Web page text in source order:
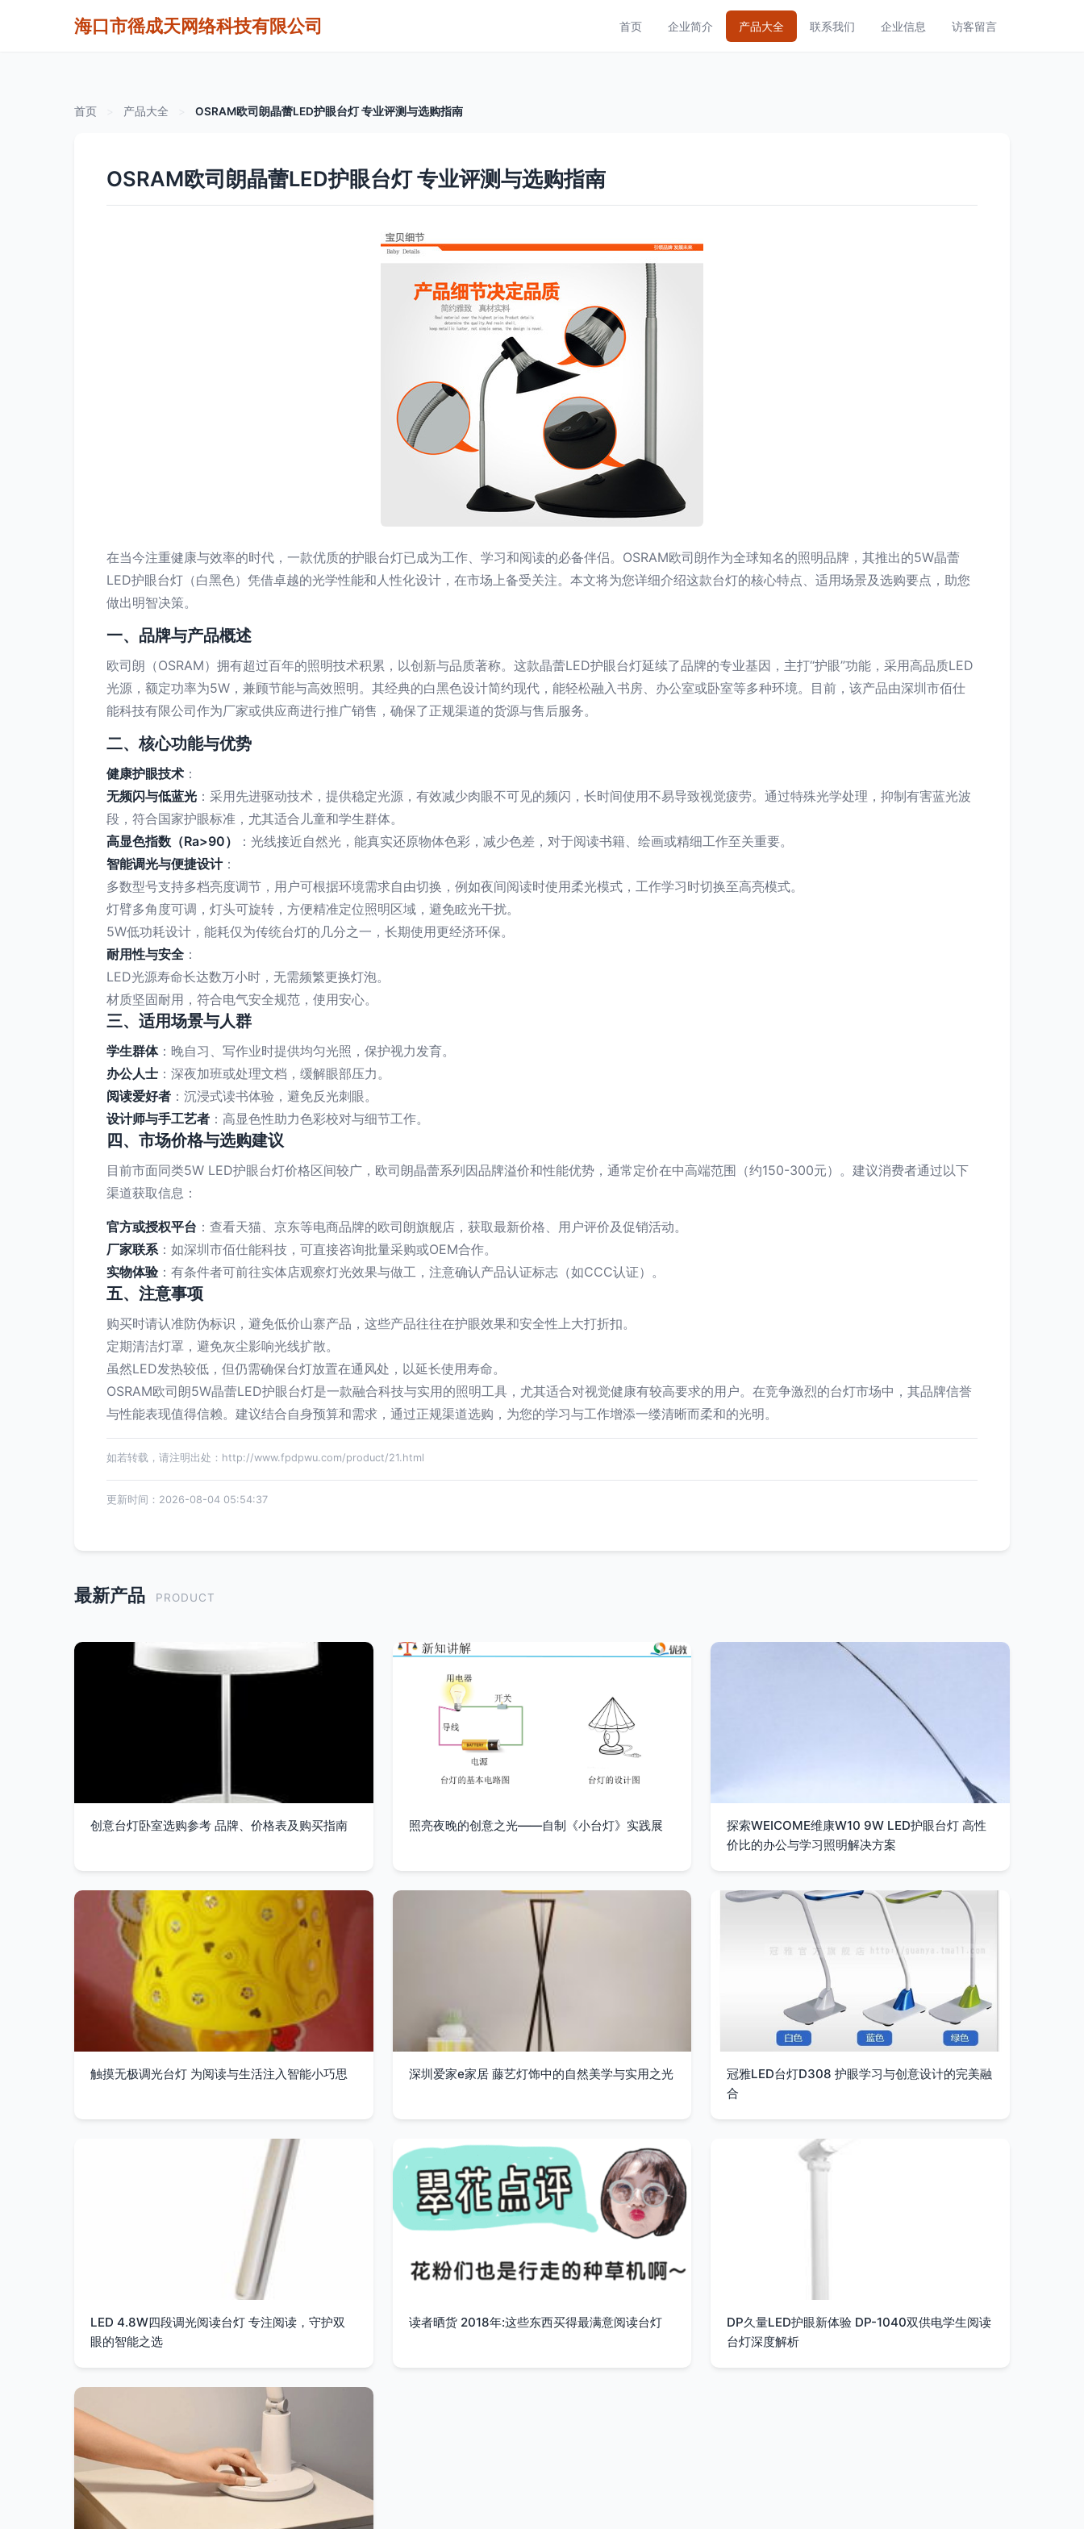
海口市徭成天网络科技有限公司 首页 企业简介 产品大全 联系我们 企业信息 访客留言
首页 产品大全 OSRAM欧司朗晶蕾LED护眼台灯 专业评测与选购指南
OSRAM欧司朗晶蕾LED护眼台灯 专业评测与选购指南
在当今注重健康与效率的时代，一款优质的护眼台灯已成为工作、学习和阅读的必备伴侣。OSRAM欧司朗作为全球知名的照明品牌，其推出的5W晶蕾
LED护眼台灯（白黑色）凭借卓越的光学性能和人性化设计，在市场上备受关注。本文将为您详细介绍这款台灯的核心特点、适用场景及选购要点，助您
做出明智决策。
一、品牌与产品概述
欧司朗（OSRAM）拥有超过百年的照明技术积累，以创新与品质著称。这款晶蕾LED护眼台灯延续了品牌的专业基因，主打“护眼”功能，采用高品质LED
光源，额定功率为5W，兼顾节能与高效照明。其经典的白黑色设计简约现代，能轻松融入书房、办公室或卧室等多种环境。目前，该产品由深圳市佰仕
能科技有限公司作为厂家或供应商进行推广销售，确保了正规渠道的货源与售后服务。
二、核心功能与优势
健康护眼技术 ：
无频闪与低蓝光 ：采用先进驱动技术，提供稳定光源，有效减少肉眼不可见的频闪，长时间使用不易导致视觉疲劳。通过特殊光学处理，抑制有害蓝光波
段，符合国家护眼标准，尤其适合儿童和学生群体。
高显色指数（Ra>90）
：光线接近自然光，能真实还原物体色彩，减少色差，对于阅读书籍、绘画或精细工作至关重要。
智能调光与便捷设计：
多数型号支持多档亮度调节，用户可根据环境需求自由切换，例如夜间阅读时使用柔光模式，工作学习时切换至高亮模式。
灯臂多角度可调，灯头可旋转，方便精准定位照明区域，避免眩光干扰。
5W低功耗设计，能耗仅为传统台灯的几分之一，长期使用更经济环保。
耐用性与安全 ：
LED光源寿命长达数万小时，无需频繁更换灯泡。
材质坚固耐用，符合电气安全规范，使用安心。
三、适用场景与人群
学生群体：晚自习、写作业时提供均匀光照，保护视力发育。
办公人士 ：深夜加班或处理文档，缓解眼部压力。
阅读爱好者 ：沉浸式读书体验，避免反光刺眼。
设计师与手工艺者 ：高显色性助力色彩校对与细节工作。
四、市场价格与选购建议
目前市面同类5W LED护眼台灯价格区间较广，欧司朗晶蕾系列因品牌溢价和性能优势，通常定价在中高端范围（约150-300元）。建议消费者通过以下
渠道获取信息：
官方或授权平台 ：查看天猫、京东等电商品牌的欧司朗旗舰店，获取最新价格、用户评价及促销活动。
厂家联系：如深圳市佰仕能科技，可直接咨询批量采购或OEM合作。
实物体验：有条件者可前往实体店观察灯光效果与做工，注意确认产品认证标志（如CCC认证）。
五、注意事项
购买时请认准防伪标识，避免低价山寨产品，这些产品往往在护眼效果和安全性上大打折扣。
定期清洁灯罩，避免灰尘影响光线扩散。
虽然LED发热较低，但仍需确保台灯放置在通风处，以延长使用寿命。
OSRAM欧司朗5W晶蕾LED护眼台灯是一款融合科技与实用的照明工具，尤其适合对视觉健康有较高要求的用户。在竞争激烈的台灯市场中，其品牌信誉
与性能表现值得信赖。建议结合自身预算和需求，通过正规渠道选购，为您的学习与工作增添一缕清晰而柔和的光明。
如若转载，请注明出处：http://www.fpdpwu.com/product/21.html
更新时间：2026-08-04 05:54:37
最新产品 PRODUCT
创意台灯卧室选购参考 品牌、价格表及购买指南 照亮夜晚的创意之光——自制《小台灯》实践展
探索WEICOME维康W10 9W LED护眼台灯 高性
价比的办公与学习照明解决方案
触摸无极调光台灯 为阅读与生活注入智能小巧思 深圳爱家e家居 藤艺灯饰中的自然美学与实用之光
冠雅LED台灯D308 护眼学习与创意设计的完美融
合
LED 4.8W四段调光阅读台灯 专注阅读，守护双
眼的智能之选
读者晒货 2018年:这些东西买得最满意阅读台灯
DP久量LED护眼新体验 DP-1040双供电学生阅读
台灯深度解析